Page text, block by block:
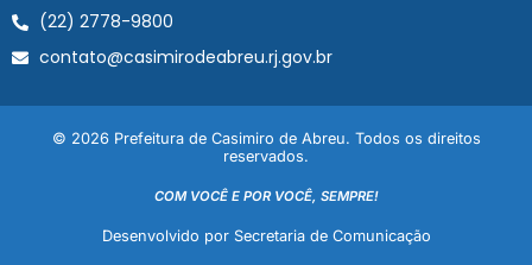
(22) 2778-9800
contato@casimirodeabreu.rj.gov.br
© 2026 Prefeitura de Casimiro de Abreu. Todos os direitos
reservados.
COM VOCÊ E POR VOCÊ, SEMPRE!
Desenvolvido por Secretaria de Comunicação